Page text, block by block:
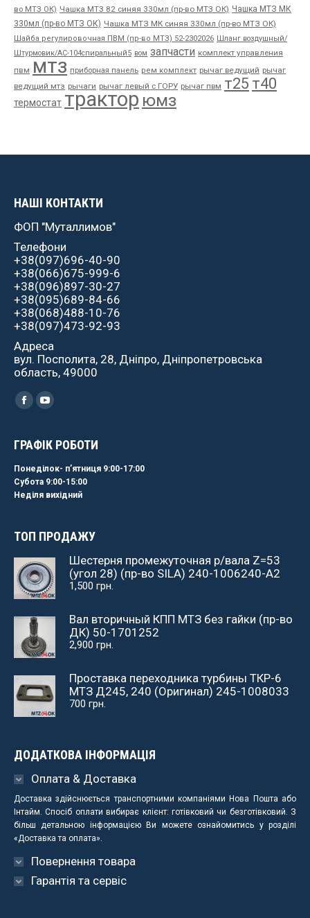
во МТЗ ОК) Чашка МТЗ 82 синяя 330мл (пр-во МТЗ ОК) Чашка МТЗ МК
330мл (пр-во МТЗ ОК) Чашка МТЗ МК синяя 330мл (пр-во МТЗ ОК)
Шайба регулировочная ПВМ (пр-во МТЗ) 52-2302026 Шланг воздушный/
Штурмовик/АС-104спиральный5 вом запчасти комплект управления
пвм мтз приборная панель рем комплект рычаг ведущий рычаг
ведущий мтз рычаги рычаг левый с ГОРУ рычаг пвм т25 т40
термостат трактор юмз
НАШІ КОНТАКТИ
ФОП "Муталлимов"
Телефони
+38(097)696-40-90
+38(066)675-999-6
+38(096)897-30-27
+38(095)689-84-66
+38(068)488-10-76
+38(097)473-92-93
Адреса
вул. Посполита, 28, Дніпро, Дніпропетровська
область, 49000
Найдите нас:
Facebook
YouTube
ГРАФІК РОБОТИ
Понеділок- пʼятниця 9:00-17:00
Субота 9:00-15:00
Неділя вихідний
ТОП ПРОДАЖУ
Шестерня промежуточная р/вала Z=53
(угол 28) (пр-во SILA) 240-1006240-А2
1,500 грн.
Вал вторичный КПП МТЗ без гайки (пр-во
ДК) 50-1701252
2,900 грн.
Проставка переходника турбины ТКР-6
МТЗ Д245, 240 (Оригинал) 245-1008033
700 грн.
ДОДАТКОВА ІНФОРМАЦІЯ
Оплата & Доставка
Доставка здійснюється транспортними компаніями Нова Пошта або
Інтайм. Спосіб оплати вибирає клієнт: готівковий чи безготівковий. З
більш детальною інформацією Ви можете ознайомитись у розділі
«Доставка та оплата».
Повернення товара
Гарантія та сервіс